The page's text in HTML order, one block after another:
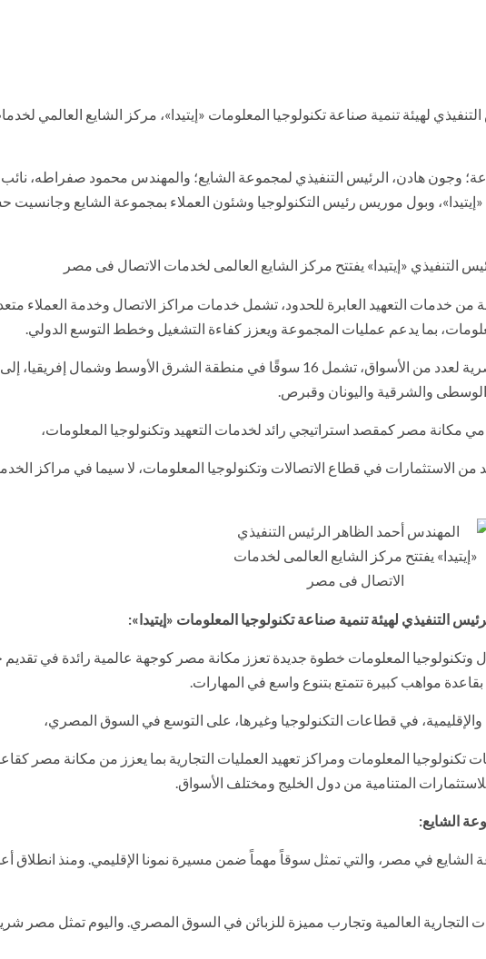
لهيئة تنمية صناعة تكنولوجيا المعلومات «إيتيدا»، مركز الشايع العالمي
وجون هادن، الرئيس التنفيذي لمجموعة الشايع؛ والمهندس محمود صفراطه،
«إيتيدا»، وبول موريس رئيس التكنولوجيا وشئون العملاء بمجموعة الشايع وجانسيت
خدمات التعهيد العابرة للحدود، تشمل خدمات مراكز الاتصال وخدمة العملاء
بما يدعم عمليات المجموعة ويعزز كفاءة التشغيل وخطط التوسع الدولي.
كما يقدّم المركز خدماته من خلال الكفاءات المصرية لعدد من الأسواق، تشمل 16 سوقًا في منطقة الشرق الأوسط وشمال
الوسطى والشرقية واليونان وقبرص.
مكانة مصر كمقصد استراتيجي رائد لخدمات التعهيد وتكنولوجيا المعلومات،
الاستثمارات في قطاع الاتصالات وتكنولوجيا المعلومات، لا سيما في مراكز
التنفيذي لهيئة تنمية صناعة تكنولوجيا المعلومات «إيتيدا»:
وتكنولوجيا المعلومات خطوة جديدة تعزز مكانة مصر كوجهة عالمية رائدة في
مواهب كبيرة تتمتع بتنوع واسع في المهارات.
في قطاعات التكنولوجيا وغيرها، على التوسع في السوق المصري،
المعلومات ومراكز تعهيد العمليات التجارية بما يعزز من مكانة مصر
المتنامية من دول الخليج ومختلف الأسواق.
الشايع:
الشايع في مصر، والتي تمثل سوقاً مهماً ضمن مسيرة نمونا الإقليمي. ومنذ انطلاق
التجارية العالمية وتجارب مميزة للزبائن في السوق المصري. واليوم تمثل مصر